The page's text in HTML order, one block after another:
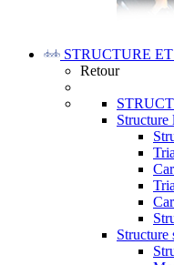
STRUCTURE
Retour
Structure
Structure